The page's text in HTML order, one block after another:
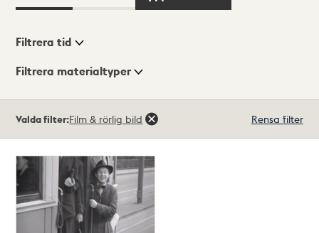
Visningsläge
Filtrera tid
Filtrera materialtyper
träffar
Valda filter:Film & rörlig bild Rensa filter